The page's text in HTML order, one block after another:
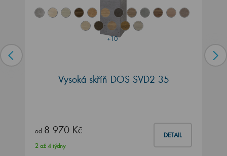
+10
Vysoká skříň DOS SVD2 35
od 8 970 Kč DETAIL
2 až 4 týdny